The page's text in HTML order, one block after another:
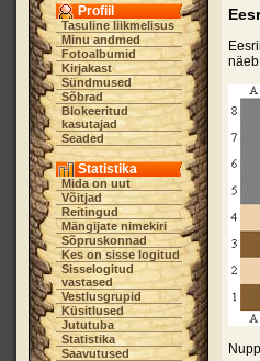
Profiil
Tasuline liikmelisus
Minu andmed
Fotoalbumid
Kirjakast
Sündmused
Sõbrad
Blokeeritud
kasutajad
Seaded
Statistika
Mida on uut
Võitjad
Reitingud
Mängijate nimekiri
Sõpruskonnad
Kes on sisse logitud
Sisselogitud
vastased
Vestlusgrupid
Küsitlused
Jututuba
Statistika
Saavutused